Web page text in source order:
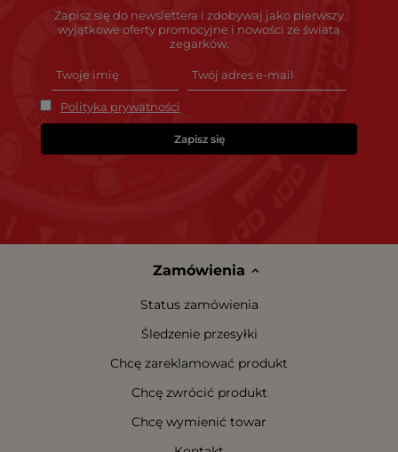
Zapisz się do newslettera i zdobywaj jako pierwszy
wyjątkowe oferty promocyjne i nowości ze świata
zegarków.
Polityka prywatności
Zapisz się
Zamówienia
Status zamówienia
Śledzenie przesyłki
Chcę zareklamować produkt
Chcę zwrócić produkt
Chcę wymienić towar